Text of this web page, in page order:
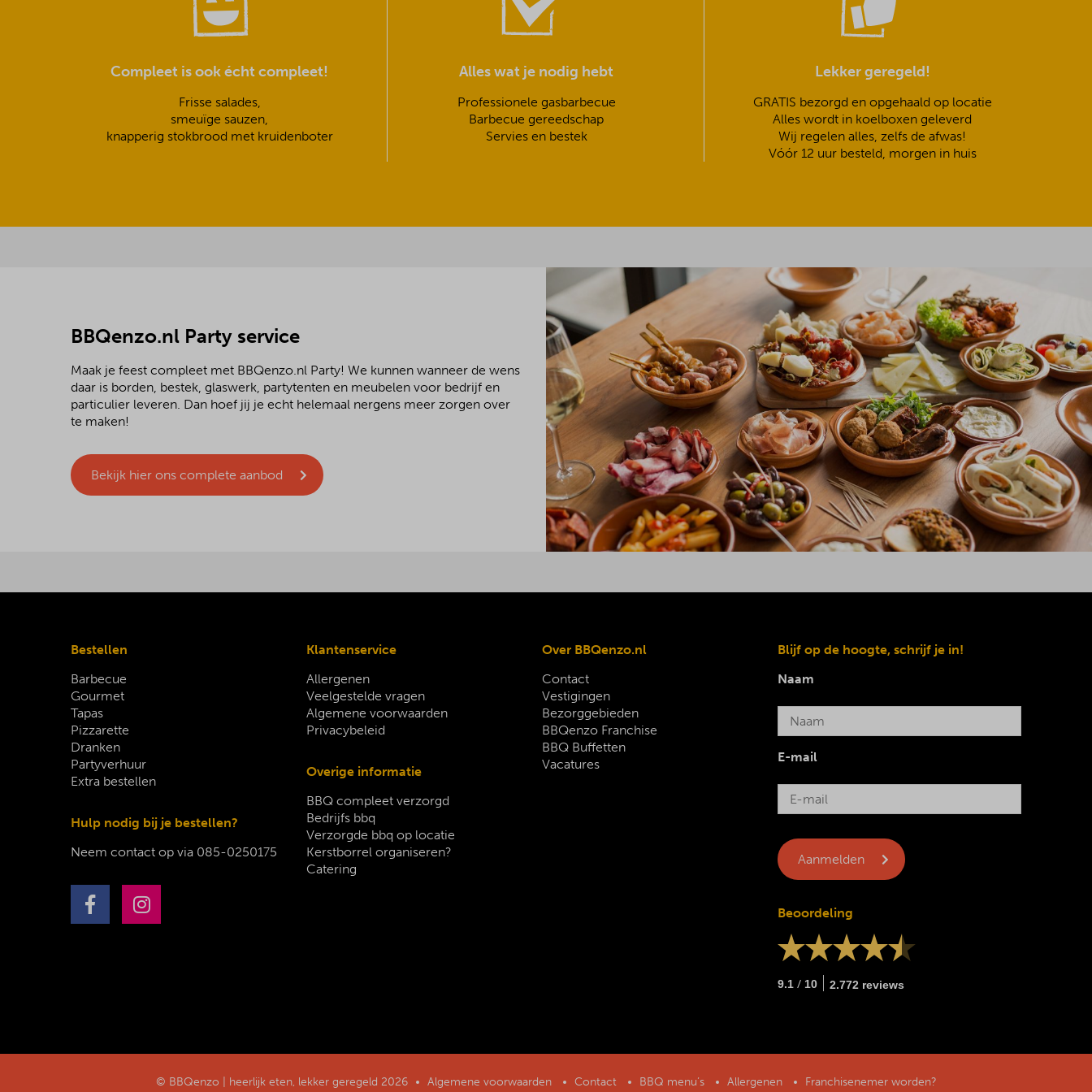
Compleet is ook écht compleet!
Frisse salades,
smeuïge sauzen,
knapperig stokbrood met kruidenboter
Alles wat je nodig hebt
Professionele gasbarbecue
Barbecue gereedschap
Servies en bestek
Lekker geregeld!
GRATIS bezorgd en opgehaald op locatie
Alles wordt in koelboxen geleverd
Wij regelen alles, zelfs de afwas!
Vóór 12 uur besteld, morgen in huis
BBQenzo.nl Party service
Maak je feest compleet met BBQenzo.nl Party! We kunnen wanneer de wens
daar is borden, bestek, glaswerk, partytenten en meubelen voor bedrijf en
particulier leveren. Dan hoef jij je echt helemaal nergens meer zorgen over
te maken!
Bekijk hier ons complete aanbod
Bestellen
Barbecue
Gourmet
Tapas
Pizzarette
Dranken
Partyverhuur
Extra bestellen
Hulp nodig bij je bestellen?
Neem contact op via 085-0250175
Klantenservice
Allergenen
Veelgestelde vragen
Algemene voorwaarden
Privacybeleid
Overige informatie
BBQ compleet verzorgd
Bedrijfs bbq
Verzorgde bbq op locatie
Kerstborrel organiseren?
Catering
Over BBQenzo.nl
Contact
Vestigingen
Bezorggebieden
BBQenzo Franchise
BBQ Buffetten
Vacatures
Blijf op de hoogte, schrijf je in!
Naam
E-mail
Beoordeling
9.1 / 10 2.772 reviews
© BBQenzo | heerlijk eten, lekker geregeld 2026 Algemene voorwaarden Contact BBQ menu’s Allergenen Franchisenemer worden?